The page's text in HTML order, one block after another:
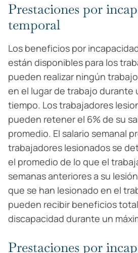
Prestaciones por
temporal
Los beneficios por
están disponibles para los
pueden realizar ningún
en el lugar de trabajo durante
tiempo. Los trabajadores
pueden retener el 6% de su
promedio. El salario semanal
trabajadores lesionados se
el promedio de lo que el
semanas anteriores a su
que se han lesionado en el
pueden recibir beneficios
discapacidad durante un
Prestaciones por